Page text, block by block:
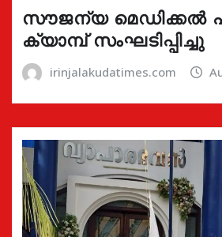
സൗജന്യ മെഡിക്കൽ
ക്യാമ്പ് സംഘടിപ്പിച്ചു
irinjalakudatimes.com